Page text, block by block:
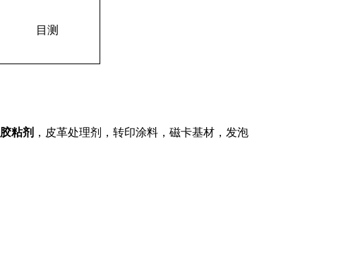
目测
胶粘剂 ，皮革处理剂，转印涂料，磁卡基材，发泡